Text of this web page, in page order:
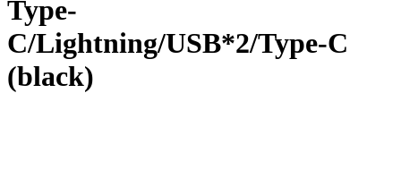
Type-
C/Lightning/USB*2/Type-C
(black)